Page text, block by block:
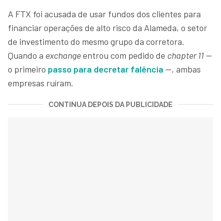
A FTX foi acusada de usar fundos dos clientes para
financiar operações de alto risco da Alameda, o setor
de investimento do mesmo grupo da corretora.
Quando a exchangeentrou com pedido de chapter 11 —
o primeiro passo para decretar falência —, ambas
empresas ruíram.
CONTINUA DEPOIS DA PUBLICIDADE